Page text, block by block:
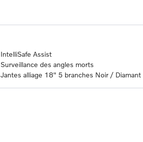
IntelliSafe Assist
Surveillance des angles morts
Jantes alliage 18" 5 branches Noir / Diamant